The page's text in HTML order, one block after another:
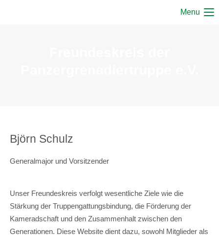
Menu
Björn Schulz
Generalmajor und Vorsitzender
Unser Freundeskreis verfolgt wesentliche Ziele wie die
Stärkung der Truppengattungsbindung, die Förderung der
Kameradschaft und den Zusammenhalt zwischen den
Generationen. Diese Website dient dazu, sowohl Mitglieder als